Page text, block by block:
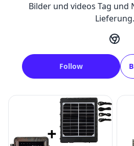
Bilder und videos Tag und
Lieferung.
Follow